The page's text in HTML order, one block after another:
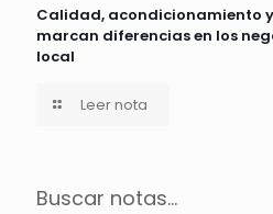
Calidad, acondicionamiento
marcan diferencias en los
local
Leer nota
Buscar notas...